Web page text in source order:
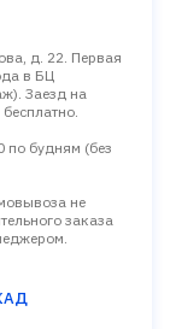
д. 22. Первая
в БЦ
Заезд на
по будням (без
не
заказа